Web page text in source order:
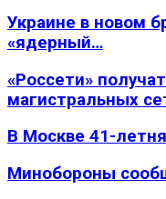
Украине в новом
«ядерный…
«Россети»
магистральных
В Москве 41-
Минобороны